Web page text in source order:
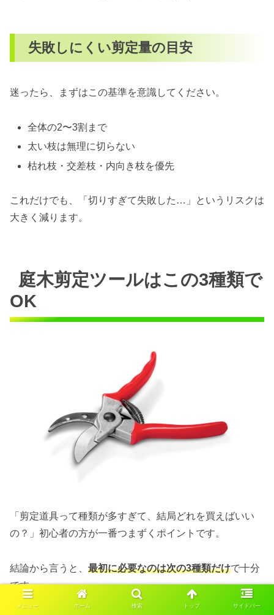
失敗しにくい剪定量の目安
迷ったら、まずはこの基準を意識してください。
全体の2〜3割まで
太い枝は無理に切らない
枯れ枝・交差枝・内向き枝を優先
これだけでも、「切りすぎて失敗した…」というリスクは
大きく減ります。
庭木剪定ツールはこの3種類で
OK
「剪定道具って種類が多すぎて、結局どれを買えばいい
の？」初心者の方が一番つまずくポイントです。
結論から言うと、 最初に必要なのは次の3種類だけで十分
です。
メニュー ホーム 検索 トップ サイドバー